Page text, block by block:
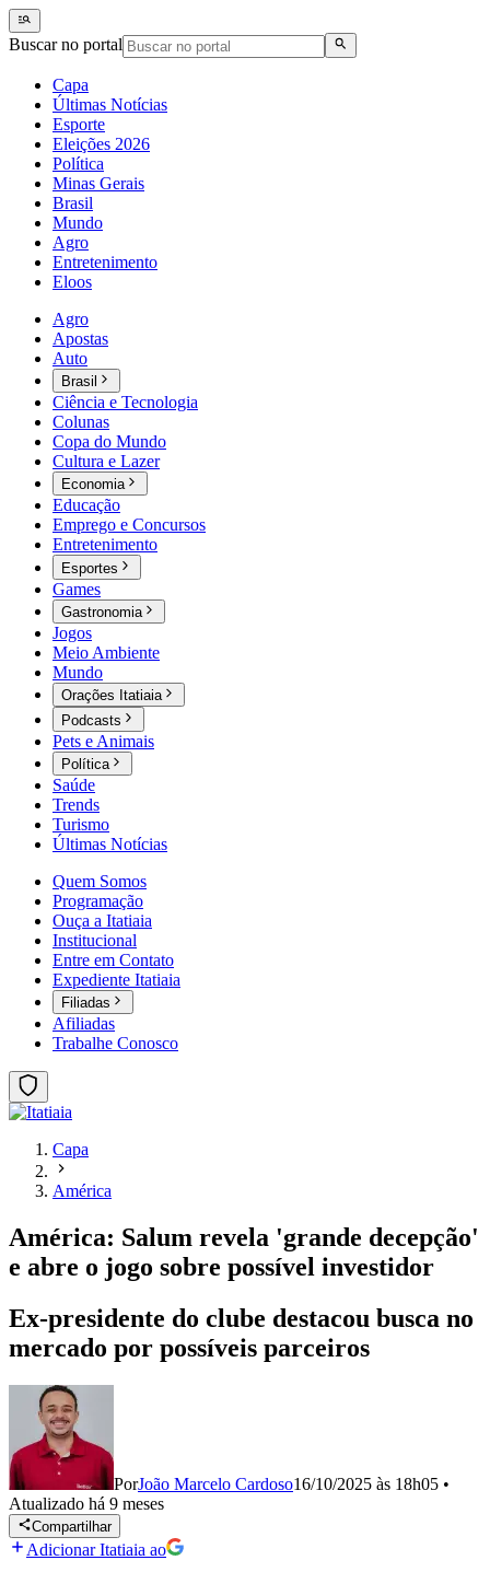
Buscar no portal
Capa
Últimas Notícias
Esporte
Eleições 2026
Política
Minas Gerais
Brasil
Mundo
Agro
Entretenimento
Eloos
Agro
Apostas
Auto
Brasil
Ciência e Tecnologia
Colunas
Copa do Mundo
Cultura e Lazer
Economia
Educação
Emprego e Concursos
Entretenimento
Esportes
Games
Gastronomia
Jogos
Meio Ambiente
Mundo
Orações Itatiaia
Podcasts
Pets e Animais
Política
Saúde
Trends
Turismo
Últimas Notícias
Quem Somos
Programação
Ouça a Itatiaia
Institucional
Entre em Contato
Expediente Itatiaia
Filiadas
Afiliadas
Trabalhe Conosco
Capa
América
América: Salum revela 'grande decepção'
e abre o jogo sobre possível investidor
Ex-presidente do clube destacou busca no
mercado por possíveis parceiros
PorJoão Marcelo Cardoso16/10/2025 às 18h05 •
Atualizado há 9 meses
Compartilhar
Adicionar Itatiaia ao